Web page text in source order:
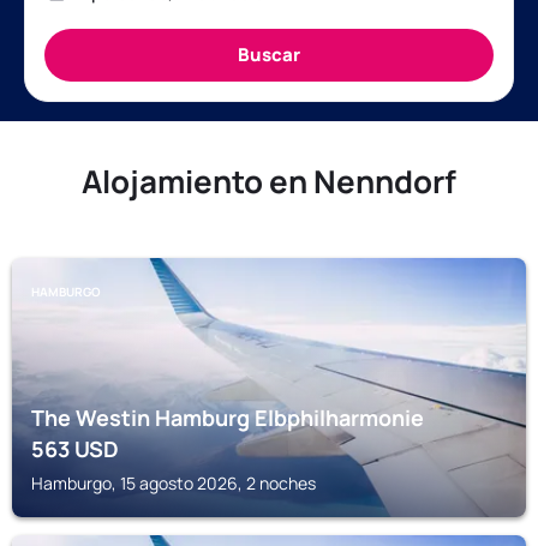
Alojamiento en Nenndorf
HAMBURGO
The Westin Hamburg Elbphilharmonie
563USD
Hamburgo, 15 agosto 2026, 2 noches